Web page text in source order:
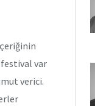
festival var
verici.